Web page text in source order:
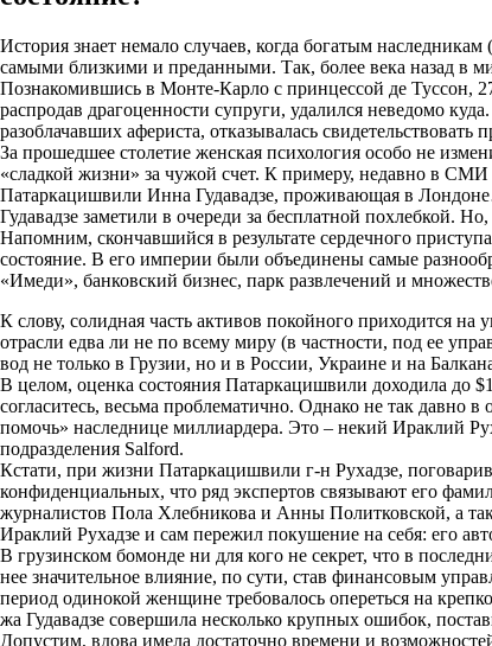
История знает немало случаев, когда богатым
самыми близкими и преданными. Так, более века назад в
Познакомившись в Монте-Карло с принцессой де Туссон,
распродав драгоценности супруги, удалился неведомо
разоблачавших афериста, отказывалась
За прошедшее столетие женская психология особо не
«сладкой жизни» за чужой счет. К примеру, недавно в СМИ
Патаркацишвили Инна Гудавадзе, проживающая в
Гудавадзе заметили в очереди за бесплатной похлебкой.
Напомним, скончавшийся в результате сердечного
состояние. В его империи были объединены самые
«Имеди», банковский бизнес, парк развлечений и
К слову, солидная часть активов покойного приходится
отрасли едва ли не по всему миру (в частности, под ее
вод не только в Грузии, но и в России, Украине и на
В целом, оценка состояния Патаркацишвили доходила до
согласитесь, весьма проблематично. Однако не так давно
помочь» наследнице миллиардера. Это – некий Ираклий
подразделения Salford.
Кстати, при жизни Патаркацишвили г-н Рухадзе,
конфиденциальных, что ряд экспертов связывают его
журналистов Пола Хлебникова и Анны Политковской, а
Ираклий Рухадзе и сам пережил покушение на себя: его
В грузинском бомонде ни для кого не секрет, что в
нее значительное влияние, по сути, став финансовым
период одинокой женщине требовалось опереться на
жа Гудавадзе совершила несколько крупных ошибок,
Допустим, вдова имела достаточно времени и